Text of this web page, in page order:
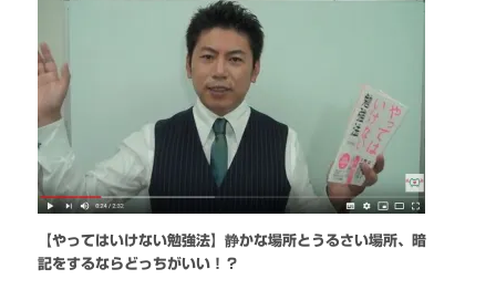
【やってはいけない勉強法】静かな場所とうるさい場所、暗
記をするならどっちがいい！？